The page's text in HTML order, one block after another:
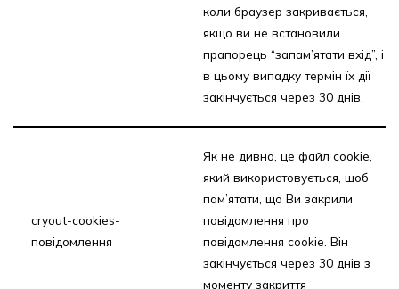
коли браузер закривається,
якщо ви не встановили
прапорець “запам’ятати вхід”, і
в цьому випадку термін їх дії
закінчується через 30 днів.
cryout-cookies-
повідомлення
Як не дивно, це файл cookie,
який використовується, щоб
пам’ятати, що Ви закрили
повідомлення про
повідомлення cookie. Він
закінчується через 30 днів з
моменту закриття